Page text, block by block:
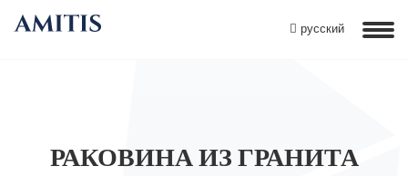
русский
РАКОВИНА ИЗ ГРАНИТА